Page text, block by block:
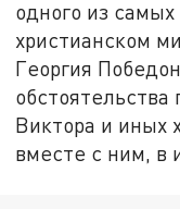
одного из
христианском
Георгия
Виктора и иных
вместе с ним, в